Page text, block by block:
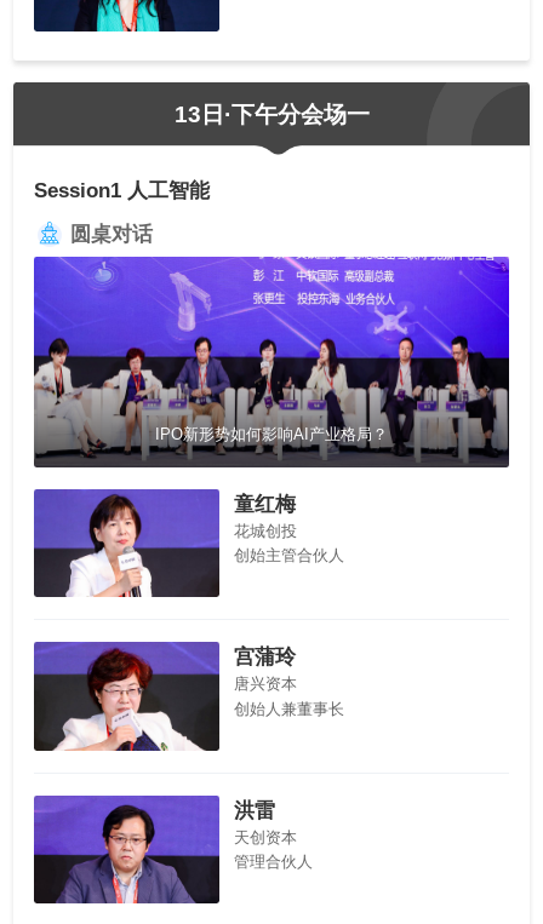
13日·下午分会场一
Session1 人工智能
圆桌对话
IPO新形势如何影响AI产业格局？
童红梅
花城创投
创始主管合伙人
宫蒲玲
唐兴资本
创始人兼董事长
洪雷
天创资本
管理合伙人